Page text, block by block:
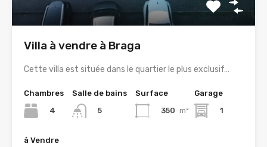
Villa à vendre à Braga
Cette villa est située dans le quartier le plus exclusif…
Chambres
4
Salle de bains
5
Surface
350 m²
Garage
1
à Vendre